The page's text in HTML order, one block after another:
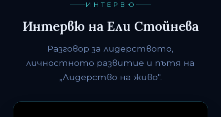
ИНТЕРВЮ
Интервю на Ели Стойнева
Разговор за лидерството,
личностното развитие и пътя на
„Лидерство на живо".